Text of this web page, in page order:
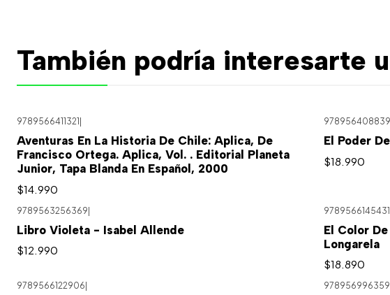
También podría interesarte
9789566411321
Aventuras En La Historia De Chile: Aplica, De
Francisco Ortega. Aplica, Vol. . Editorial Planeta
Junior, Tapa Blanda En Español, 2000
$14.990
El Poder
$18.990
9789563256369|
Libro Violeta - Isabel Allende
$12.990
9789566145431
El Color
Longarela
$18.890
9789566122906